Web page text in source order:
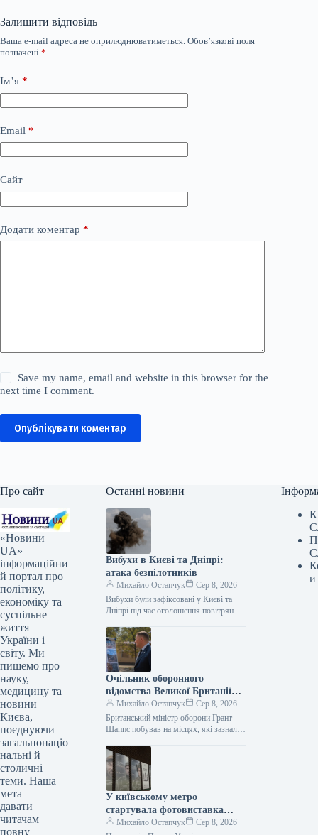
Залишити відповідь
Ваша e-mail адреса не оприлюднюватиметься. Обов’язкові поля
позначені *
Ім’я *
Email *
Сайт
Додати коментар *
Save my name, email and website in this browser for the
next time I comment.
Опублікувати коментар
Про сайт
«Новини
UA» —
інформаційни
й портал про
політику,
економіку та
суспільне
життя
України і
світу. Ми
пишемо про
науку,
медицину та
новини
Києва,
поєднуючи
загальнонаціо
нальні й
столичні
теми. Наша
мета —
давати
читачам
повну
Останні новини
Вибухи в Києві та Дніпрі:
атака безпілотників
Михайло Остапчук
Сер 8, 2026
Вибухи були зафіксовані у Києві та
Дніпрі під час оголошення повітряної
підтверджують представники ЗМІ, які
працюють на…
Очільник оборонного
відомства Великої Британії
Грант Шеппс побував у Києві,
оглядаючи наслідки
російських атак.
Михайло Остапчук
Сер 8, 2026
Британський міністр оборони Грант
Шаппс побував на місцях, які зазнали
інформацією Укрінформу, це стало
відомо…
У київському метро
стартувала фотовиставка
«Обличчя піхоти»
Михайло Остапчук
Сер 8, 2026
и